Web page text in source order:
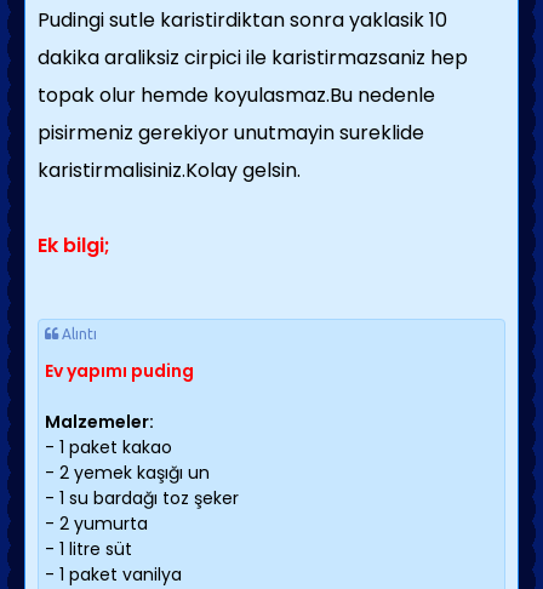
Pudingi sutle karistirdiktan sonra yaklasik 10
dakika araliksiz cirpici ile karistirmazsaniz hep
topak olur hemde koyulasmaz.Bu nedenle
pisirmeniz gerekiyor unutmayin sureklide
karistirmalisiniz.Kolay gelsin.
Ek bilgi;
Alıntı
Ev yapımı puding
Malzemeler:
- 1 paket kakao
- 2 yemek kaşığı un
- 1 su bardağı toz şeker
- 2 yumurta
- 1 litre süt
- 1 paket vanilya